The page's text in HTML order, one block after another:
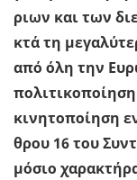
ριων και των
κτά τη
από όλη την
κι­νη­το­ποί­η­ση
θρου 16 του
μό­σιο